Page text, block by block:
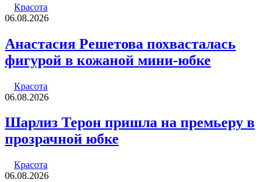
Красота
06.08.2026
Анастасия Решетова похвасталась
фигурой в кожаной мини-юбке
Красота
06.08.2026
Шарлиз Терон пришла на премьеру в
прозрачной юбке
Красота
06.08.2026